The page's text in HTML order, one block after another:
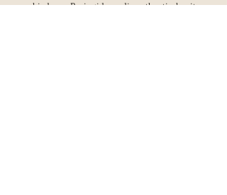
verschiedenen Posingideen, die authentisch mit